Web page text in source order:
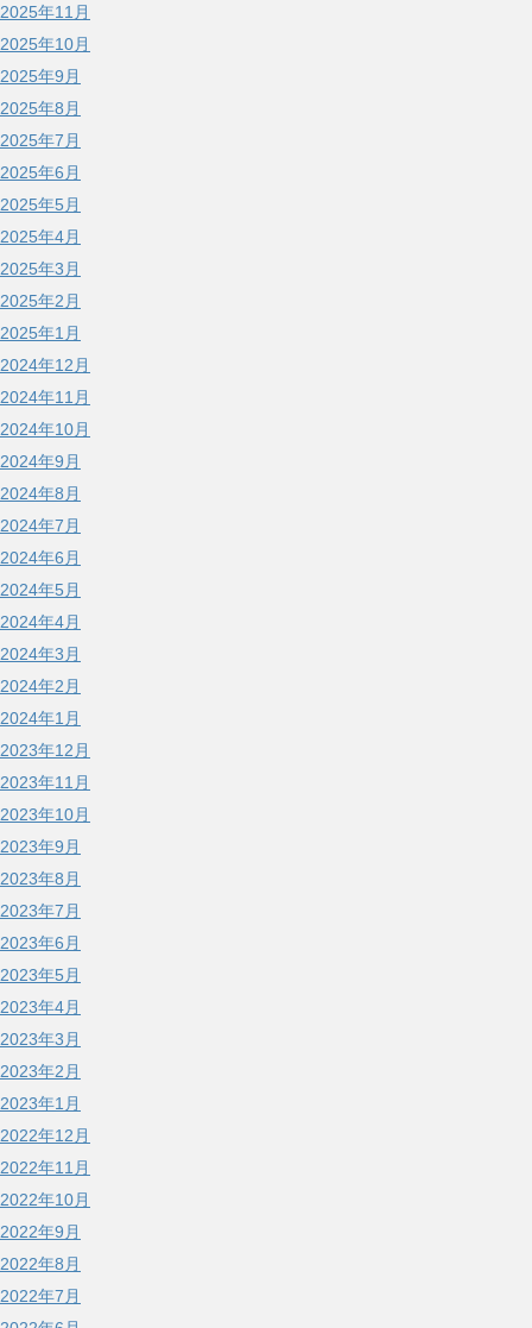
2025年11月
2025年10月
2025年9月
2025年8月
2025年7月
2025年6月
2025年5月
2025年4月
2025年3月
2025年2月
2025年1月
2024年12月
2024年11月
2024年10月
2024年9月
2024年8月
2024年7月
2024年6月
2024年5月
2024年4月
2024年3月
2024年2月
2024年1月
2023年12月
2023年11月
2023年10月
2023年9月
2023年8月
2023年7月
2023年6月
2023年5月
2023年4月
2023年3月
2023年2月
2023年1月
2022年12月
2022年11月
2022年10月
2022年9月
2022年8月
2022年7月